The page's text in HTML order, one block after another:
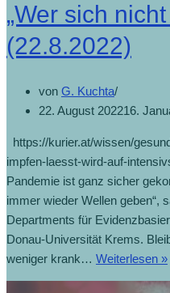
„Wer sich
(22.8.2022)
von G. Kuchta
22. August 202216.
https://kurier.at/wissen/
impfen-laesst-wird-auf-
Pandemie ist ganz sicher
immer wieder Wellen geben“,
Departments für
Donau-Universität Krems.
weniger krank… Weiterlesen »